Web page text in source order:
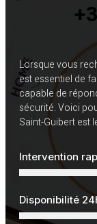
Lorsque vous
est essentiel de
capable de
sécurité. Voici
Saint-Guibert est
Intervention
Disponibilité